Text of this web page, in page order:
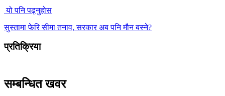
यो पनि पढ्नुहोस
सुस्तामा फेरि सीमा तनाव, सरकार अब पनि मौन बस्ने?
प्रतिक्रिया
सम्बन्धित खवर